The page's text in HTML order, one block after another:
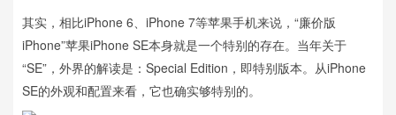
其实，相比iPhone 6、iPhone 7等苹果手机来说，“廉价版
iPhone”苹果iPhone SE本身就是一个特别的存在。当年关于
“SE”，外界的解读是：Special Edition，即特别版本。从iPhone
SE的外观和配置来看，它也确实够特别的。